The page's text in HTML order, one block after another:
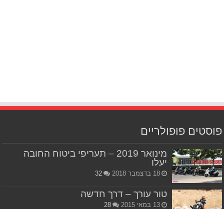
פוסטים פופולריים
מינואר 2019 – תעריפי ביטוח החובה
יעלו
18 בדצמבר 2018 32
טור עורך – דרך חדשה
13 במאי 2015 28